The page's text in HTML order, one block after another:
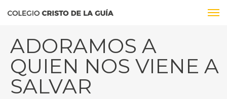
ADORAMOS A
QUIEN NOS VIENE A
SALVAR